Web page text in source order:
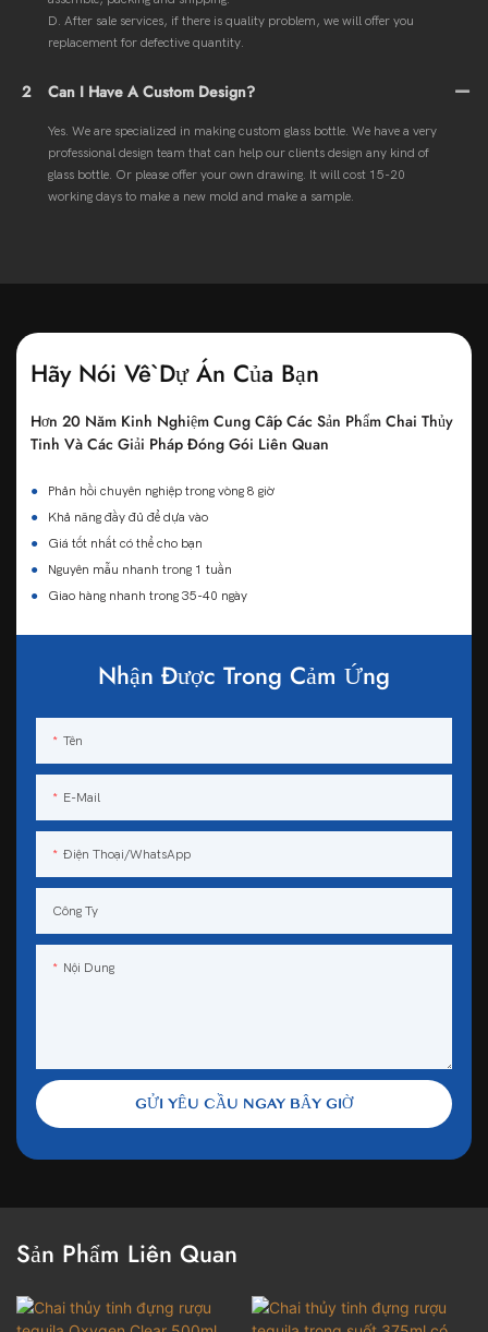
D. After sale services, if there is quality problem, we will offer you
replacement for defective quantity.
2 Can I Have A Custom Design?
Yes. We are specialized in making custom glass bottle. We have a very
professional design team that can help our clients design any kind of
glass bottle. Or please offer your own drawing. It will cost 15-20
working days to make a new mold and make a sample.
Hãy Nói Về Dự Án Của Bạn
Hơn 20 Năm Kinh Nghiệm Cung Cấp Các Sản Phẩm Chai Thủy
Tinh Và Các Giải Pháp Đóng Gói Liên Quan
●
Phản hồi chuyên nghiệp trong vòng 8 giờ
●
Khả năng đầy đủ để dựa vào
●
Giá tốt nhất có thể cho bạn
●
Nguyên mẫu nhanh trong 1 tuần
●
Giao hàng nhanh trong 35-40 ngày
Nhận Được Trong Cảm Ứng
Tên
E-Mail
Điện Thoại/WhatsApp
Công Ty
Nội Dung
GỬI YÊU CẦU NGAY BÂY GIỜ
Sản Phẩm Liên Quan